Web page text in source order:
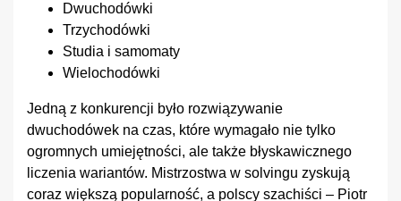
Dwuchodówki
Trzychodówki
Studia i samomaty
Wielochodówki
Jedną z konkurencji było rozwiązywanie
dwuchodówek na czas, które wymagało nie tylko
ogromnych umiejętności, ale także błyskawicznego
liczenia wariantów. Mistrzostwa w solvingu zyskują
coraz większą popularność, a polscy szachiści – Piotr